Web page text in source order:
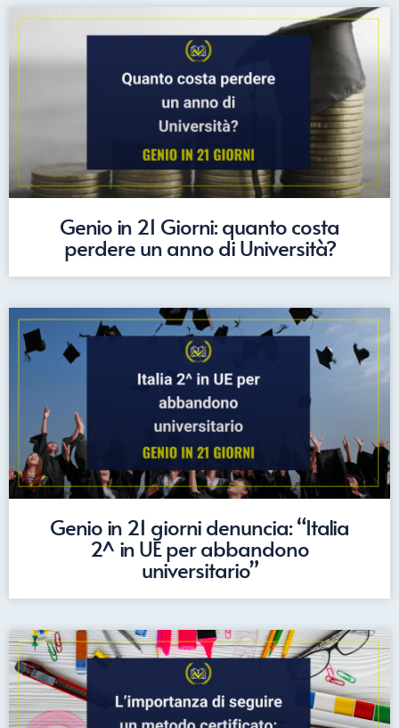
Genio in 21 Giorni: quanto costa
perdere un anno di Università?
Genio in 21 giorni denuncia: “Italia
2^ in UE per abbandono
universitario”